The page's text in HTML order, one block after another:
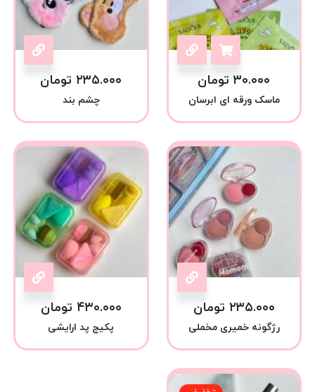
۳۰.۰۰۰ تومان
ماسک ورقه ای ابرسان
۲۳۵.۰۰۰ تومان
چشم بند
۲۳۵.۰۰۰ تومان
رژگونه خمیری مخملی
۴۳۰.۰۰۰ تومان
پکیج پد ارایشی